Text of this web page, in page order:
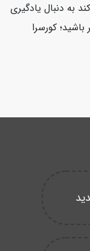
به دنبال یادگیری
کورسرا